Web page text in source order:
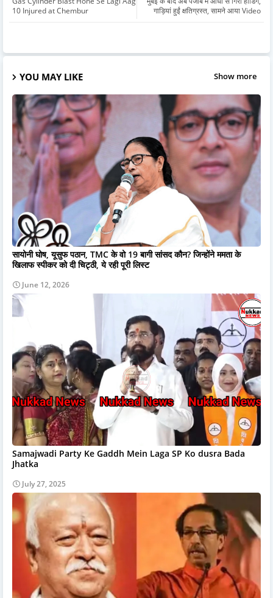
गाड़ियां हुईं क्षतिग्रस्त, सामने आया Video
10 Injured at Chembur
YOU MAY LIKE Show more
सायोनी घोष, यूसुफ पठान, TMC के वो 19 बागी सांसद कौन? जिन्होंने ममता के
खिलाफ स्पीकर को दी चिट्ठी, ये रही पूरी लिस्ट
June 12, 2026
Samajwadi Party Ke Gaddh Mein Laga SP Ko dusra Bada
Jhatka
July 27, 2025